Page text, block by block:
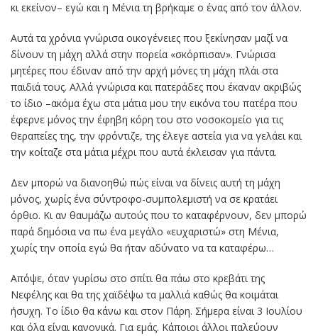
κι εκείνον– εγώ και η Μένια τη βρήκαμε ο ένας από τον άλλον.
Αυτά τα χρόνια γνώρισα οικογένειες που ξεκίνησαν μαζί να
δίνουν τη μάχη αλλά στην πορεία «σκόρπισαν». Γνώρισα
μητέρες που έδιναν από την αρχή μόνες τη μάχη πλάι στα
παιδιά τους. Αλλά γνώρισα και πατεράδες που έκαναν ακριβώς
το ίδιο –ακόμα έχω στα μάτια μου την εικόνα του πατέρα που
έφερνε μόνος την έφηβη κόρη του στο νοσοκομείο για τις
θεραπείες της, την φρόντιζε, της έλεγε αστεία για να γελάει και
την κοίταζε στα μάτια μέχρι που αυτά έκλεισαν για πάντα.
Δεν μπορώ να διανοηθώ πώς είναι να δίνεις αυτή τη μάχη
μόνος, χωρίς ένα σύντροφο-συμπολεμιστή να σε κρατάει
όρθιο. Κι αν θαυμάζω αυτούς που το καταφέρνουν, δεν μπορώ
παρά δημόσια να πω ένα μεγάλο «ευχαριστώ» στη Μένια,
χωρίς την οποία εγώ θα ήταν αδύνατο να τα καταφέρω…
Απόψε, όταν γυρίσω στο σπίτι θα πάω στο κρεβάτι της
Νεφέλης και θα της χαϊδέψω τα μαλλιά καθώς θα κοιμάται
ήσυχη. Το ίδιο θα κάνω και στον Πάρη. Σήμερα είναι 3 Ιουλίου
και όλα είναι κανονικά. Για εμάς. Κάποιοι άλλοι παλεύουν